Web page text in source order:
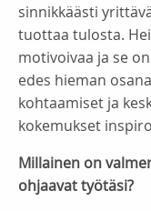
sinnikkäästi
tuottaa tulosta.
motivoivaa ja se
edes hieman
kohtaamiset ja
kokemukset
Millainen on
ohjaavat työtäsi?